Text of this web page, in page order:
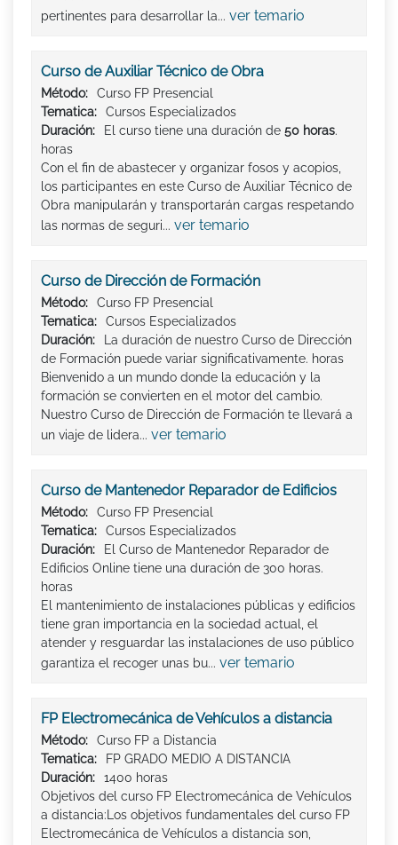
pertinentes para desarrollar la... ver temario
Curso de Auxiliar Técnico de Obra
Método:
Curso FP Presencial
Tematica:
Cursos Especializados
Duración:
El curso tiene una duración de 50 horas.
horas
Con el fin de abastecer y organizar fosos y acopios,
los participantes en este Curso de Auxiliar Técnico de
Obra manipularán y transportarán cargas respetando
las normas de seguri... ver temario
Curso de Dirección de Formación
Método:
Curso FP Presencial
Tematica:
Cursos Especializados
Duración:
La duración de nuestro Curso de Dirección
de Formación puede variar significativamente. horas
Bienvenido a un mundo donde la educación y la
formación se convierten en el motor del cambio.
Nuestro Curso de Dirección de Formación te llevará a
un viaje de lidera... ver temario
Curso de Mantenedor Reparador de Edificios
Método:
Curso FP Presencial
Tematica:
Cursos Especializados
Duración:
El Curso de Mantenedor Reparador de
Edificios Online tiene una duración de 300 horas.
horas
El mantenimiento de instalaciones públicas y edificios
tiene gran importancia en la sociedad actual, el
atender y resguardar las instalaciones de uso público
garantiza el recoger unas bu... ver temario
FP Electromecánica de Vehículos a distancia
Método:
Curso FP a Distancia
Tematica:
FP GRADO MEDIO A DISTANCIA
Duración:
1400 horas
Objetivos del curso FP Electromecánica de Vehículos
a distancia:Los objetivos fundamentales del curso FP
Electromecánica de Vehículos a distancia son,